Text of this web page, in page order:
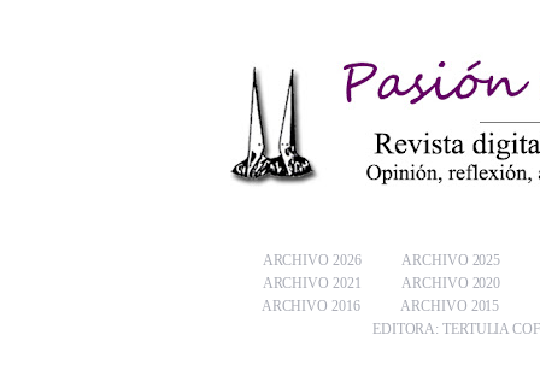
ARCHIVO 2026
ARCHIVO 2025
ARCHIVO 2021
ARCHIVO 2020
ARCHIVO 2016
ARCHIVO 2015
EDITORA: TERTULIA